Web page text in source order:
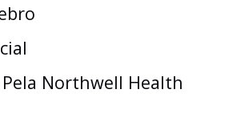
Northwell Health